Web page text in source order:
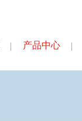
产品中心